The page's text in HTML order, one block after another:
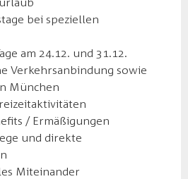
bei speziellen
am 24.12. und 31.12.
Verkehrsanbindung sowie
München
/ Ermäßigungen
und direkte
Miteinander